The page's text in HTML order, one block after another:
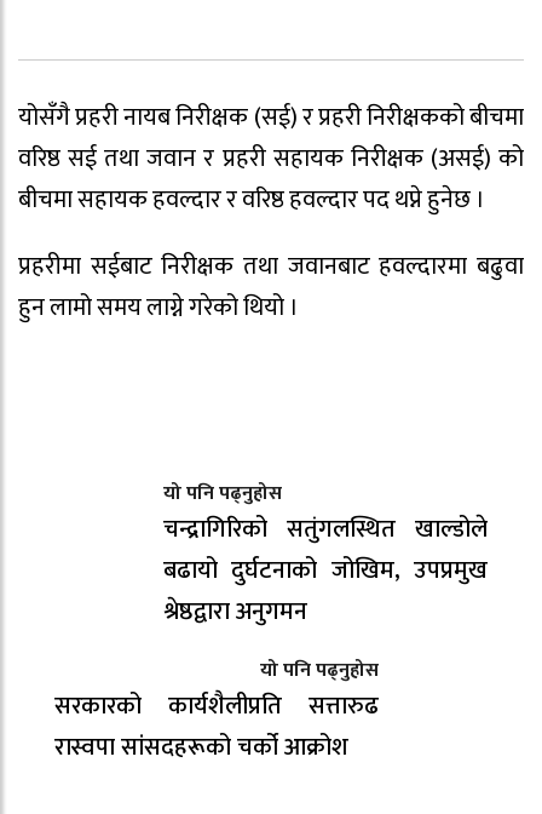
योसँगै प्रहरी नायब निरीक्षक (सई) र प्रहरी निरीक्षकको बीचमा
वरिष्ठ सई तथा जवान र प्रहरी सहायक निरीक्षक (असई) को
बीचमा सहायक हवल्दार र वरिष्ठ हवल्दार पद थप्ने हुनेछ ।
प्रहरीमा सईबाट निरीक्षक तथा जवानबाट हवल्दारमा बढुवा
हुन लामो समय लाग्ने गरेको थियो ।
यो पनि पढ्नुहोस
चन्द्रागिरिको सतुंगलस्थित खाल्डोले
बढायो दुर्घटनाको जोखिम, उपप्रमुख
श्रेष्ठद्वारा अनुगमन
यो पनि पढ्नुहोस
सरकारको कार्यशैलीप्रति सत्तारुढ
रास्वपा सांसदहरूको चर्को आक्रोश